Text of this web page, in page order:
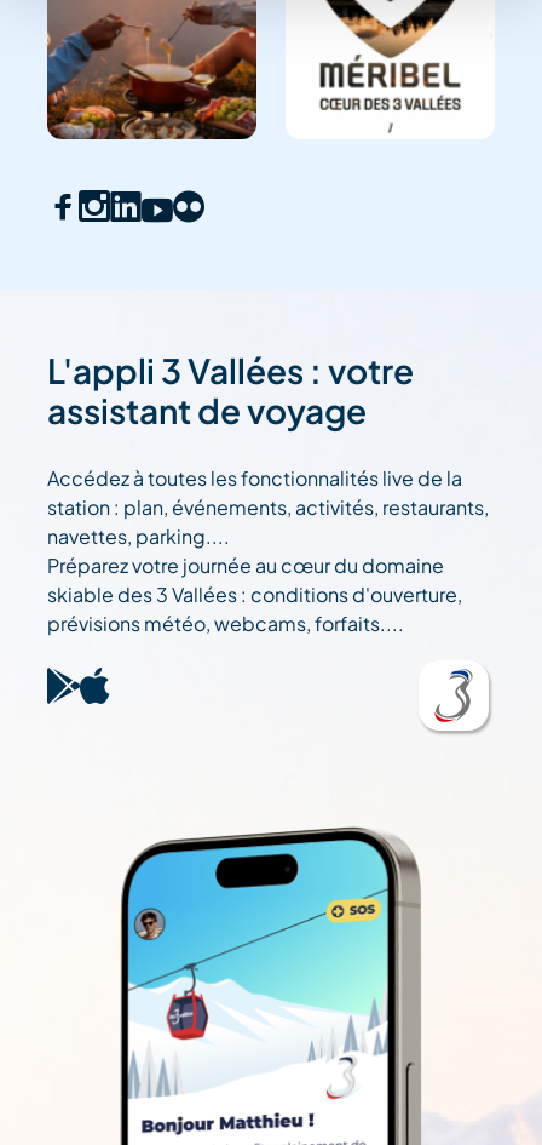
L'appli 3 Vallées : votre
assistant de voyage
Accédez à toutes les fonctionnalités live de la
station : plan, événements, activités, restaurants,
navettes, parking....
Préparez votre journée au cœur du domaine
skiable des 3 Vallées : conditions d'ouverture,
prévisions météo, webcams, forfaits....